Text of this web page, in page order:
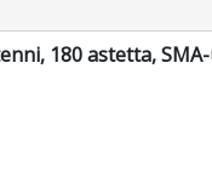
180 astetta,